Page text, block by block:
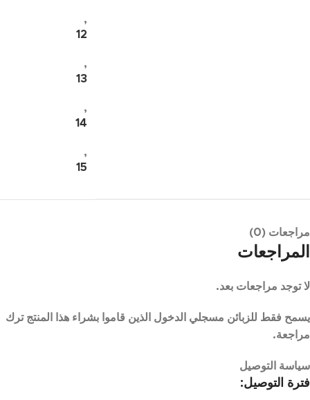
,
12
,
13
,
14
,
15
مراجعات (0)
المراجعات
لا توجد مراجعات بعد.
يسمح فقط للزبائن مسجلي الدخول الذين قاموا بشراء هذا المنتج ترك
مراجعة.
سياسة التوصيل
فترة التوصيل: